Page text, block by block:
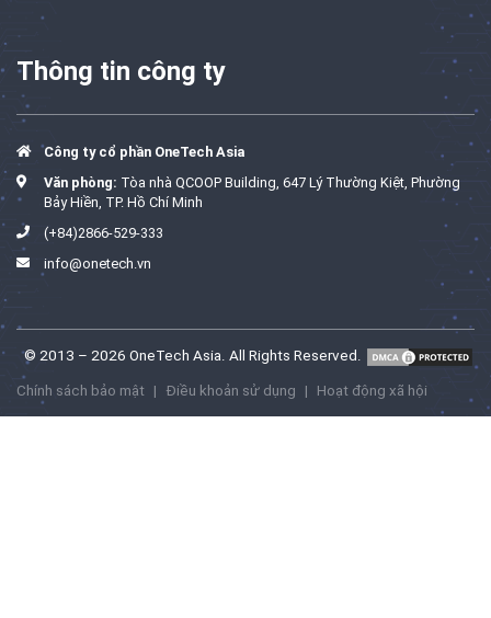
Thông tin công ty
Công ty cổ phần OneTech Asia
Văn phòng: Tòa nhà QCOOP Building, 647 Lý Thường Kiệt, Phường
Bảy Hiền, TP. Hồ Chí Minh
(+84)2866-529-333
info@onetech.vn
© 2013 – 2026 OneTech Asia. All Rights Reserved.
Chính sách bảo mật | Điều khoản sử dụng | Hoạt động xã hội